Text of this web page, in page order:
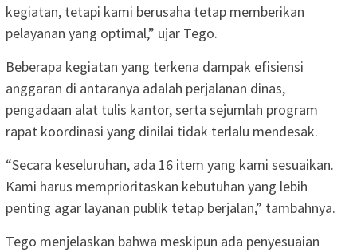
kegiatan, tetapi kami berusaha tetap memberikan
pelayanan yang optimal,” ujar Tego.
Beberapa kegiatan yang terkena dampak efisiensi
anggaran di antaranya adalah perjalanan dinas,
pengadaan alat tulis kantor, serta sejumlah program
rapat koordinasi yang dinilai tidak terlalu mendesak.
“Secara keseluruhan, ada 16 item yang kami sesuaikan.
Kami harus memprioritaskan kebutuhan yang lebih
penting agar layanan publik tetap berjalan,” tambahnya.
Tego menjelaskan bahwa meskipun ada penyesuaian